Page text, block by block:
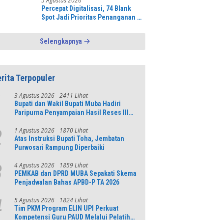
Percepat Digitalisasi, 74 Blank
Spot Jadi Prioritas Penanganan di
Selengkapnya
Terpopuler
3 Agustus 2026 2411 Lihat
Bupati dan Wakil Bupati Muba Hadiri
Paripurna Penyampaian Hasil Reses III
1 Agustus 2026 1870 Lihat
Atas Instruksi Bupati Toha, Jembatan
Purwosari Rampung Diperbaiki
4 Agustus 2026 1859 Lihat
PEMKAB dan DPRD MUBA Sepakati Skema
Penjadwalan Bahas APBD-P TA 2026
5 Agustus 2026 1824 Lihat
Tim PKM Program ELIN UPI Perkuat
Kompetensi Guru PAUD Melalui Pelatihan